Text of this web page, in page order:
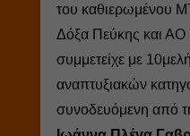
του καθιερωμένου
Δόξα Πεύκης και
συμμετείχε με
αναπτυξιακών
συνοδευόμενη από